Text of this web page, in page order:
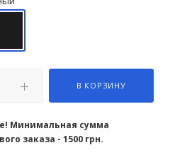
В КОРЗИНУ
Минимальная сумма
заказа - 1500 грн.